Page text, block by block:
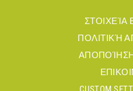
ΣΤΟΙΧΕΊΑ
ΠΟΛΙΤΙΚΉ